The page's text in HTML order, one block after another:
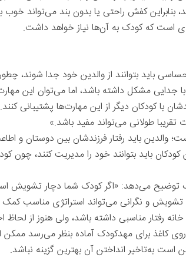
بنابراین کفش راحتی یا بدون بند می‌تواند
است که کودک به آن‌ها نیاز خواهد داشت.
باید بتوانند از والدین خود جدا شوند،
مشکل داشته باشد، اما می‌توان این
با کودکان دیگر از این مهارت‌ها پشتیبانی
تقریبا طولانی می‌تواند مفید باشد.»
باید رفتار فرزندشان بین دوستان و اطاعت
باید بتوانند خود را مدیریت کنند، چون
توضیح می‌دهد: «اگر کودک شما دچار تشویش
و نگرانی می‌تواند استراتژی مناسب کمک
رفتار مناسبی داشته باشد، ولی هنوز از لحاظ
کاغذ برای مهدکودک آماده بنظر می‌رسد
است به‌تاخیر انداختن آن بهترین گزینه نباشد.